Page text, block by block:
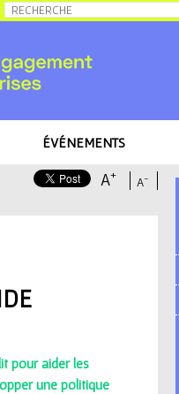
ÉVÉNEMENTS
A-
A+
pour aider les
une politique